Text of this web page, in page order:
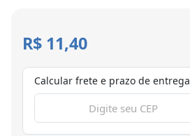
R$ 11,40
Calcular frete e prazo de entrega